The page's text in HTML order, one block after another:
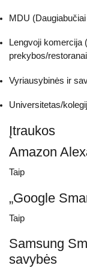
MDU
Lengvoji komercija
prekybos/
Vyriausybinės ir
Universitetas/
Įtraukos
Amazon
Taip
„Google
Taip
Samsung
savybės